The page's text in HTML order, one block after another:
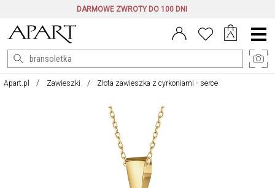
DARMOWE ZWROTY DO 100 DNI
Menu
główne
Apart.pl Zawieszki Złota zawieszka z cyrkoniami - serce